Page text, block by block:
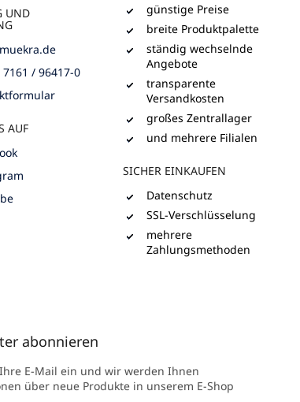
UND
muekra.de
7161 / 96417-0
AUF
günstige Preise
breite Produktpalette
ständig wechselnde
Angebote
transparente
Versandkosten
großes Zentrallager
und mehrere Filialen
SICHER EINKAUFEN
Datenschutz
SSL-Verschlüsselung
mehrere
Zahlungsmethoden
abonnieren
E-Mail ein und wir werden Ihnen
über neue Produkte in unserem E-Shop